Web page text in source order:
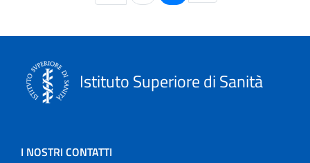
Istituto Superiore di Sanità
I NOSTRI CONTATTI